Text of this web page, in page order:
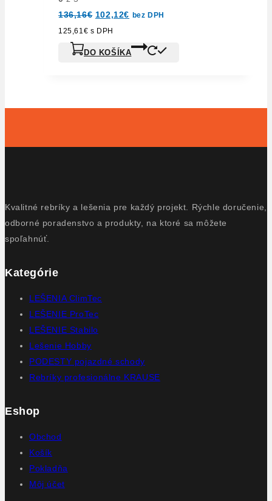
136,16€ Pôvodná
cena
bola:
102,12€ Aktuálna
cena
bez DPH
125,61 € s DPH
DO KOŠÍKA
Kvalitné rebríky a lešenia pre každý projekt. Rýchle doručenie,
odborné poradenstvo a produkty, na ktoré sa môžete
spoľahnúť.
Kategórie
LEŠENIA ClimTec
LEŠENIE ProTec
LEŠENIE Stabilo
Lešenie Hobby
PODESTY pojazdné schody
Rebríky profesionálne KRAUSE
Eshop
Obchod
Košík
Pokladňa
Môj účet